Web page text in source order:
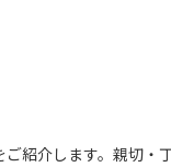
紹介します。親切・